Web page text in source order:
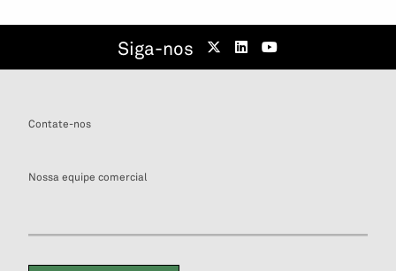
Siga-nos
Contate-nos
Nossa equipe comercial